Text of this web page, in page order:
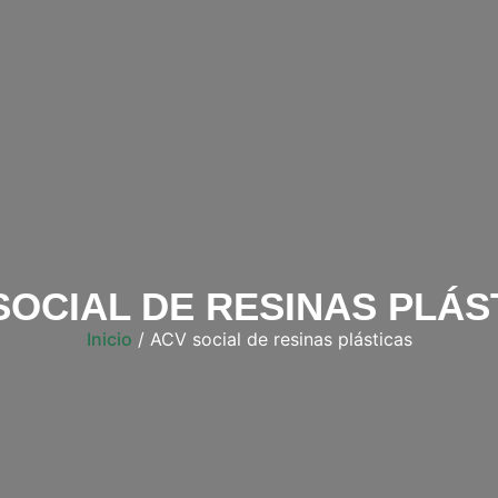
DE RESINAS
Inicio / ACV social de resinas plásticas